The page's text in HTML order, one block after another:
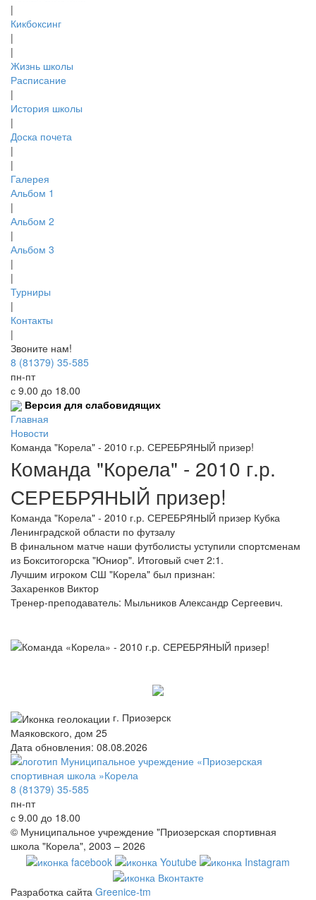
|
Кикбоксинг
|
|
Жизнь школы
Расписание
|
История школы
|
Доска почета
|
|
Галерея
Альбом 1
|
Альбом 2
|
Альбом 3
|
|
Турниры
|
Контакты
|
Звоните нам!
8 (81379) 35-585
пн-пт
с 9.00 до 18.00
Версия для слабовидящих
Главная
Новости
Команда "Корела" - 2010 г.р. СЕРЕБРЯНЫЙ призер!
Команда "Корела" - 2010 г.р.
СЕРЕБРЯНЫЙ призер!
Команда "Корела" - 2010 г.р. СЕРЕБРЯНЫЙ призер Кубка
Ленинградской области по футзалу
В финальном матче наши футболисты уступили спортсменам
из Бокситогорска "Юниор". Итоговый счет 2:1.
Лучшим игроком СШ "Корела" был признан:
Захаренков Виктор
Тренер-преподаватель: Мыльников Александр Сергеевич.
г. Приозерск
Маяковского, дом 25
Дата обновления: 08.08.2026
8 (81379) 35-585
пн-пт
с 9.00 до 18.00
© Муниципальное учреждение "Приозерская спортивная
школа "Корела", 2003 – 2026
Разработка сайта Greenice-tm